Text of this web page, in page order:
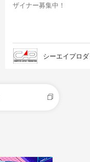
ザイナー募集中！
シーエイプロ